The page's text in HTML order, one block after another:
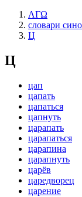
ΛΓΩ
словари
Ц
Ц
цап
цапать
цапаться
цапнуть
царапать
царапаться
царапина
царапнуть
царёв
царедворец
царение